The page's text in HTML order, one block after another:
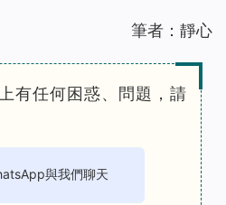
筆者：靜心
有任何困惑、問題，請
與我們聊天